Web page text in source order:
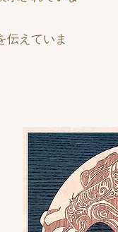
伝えていま